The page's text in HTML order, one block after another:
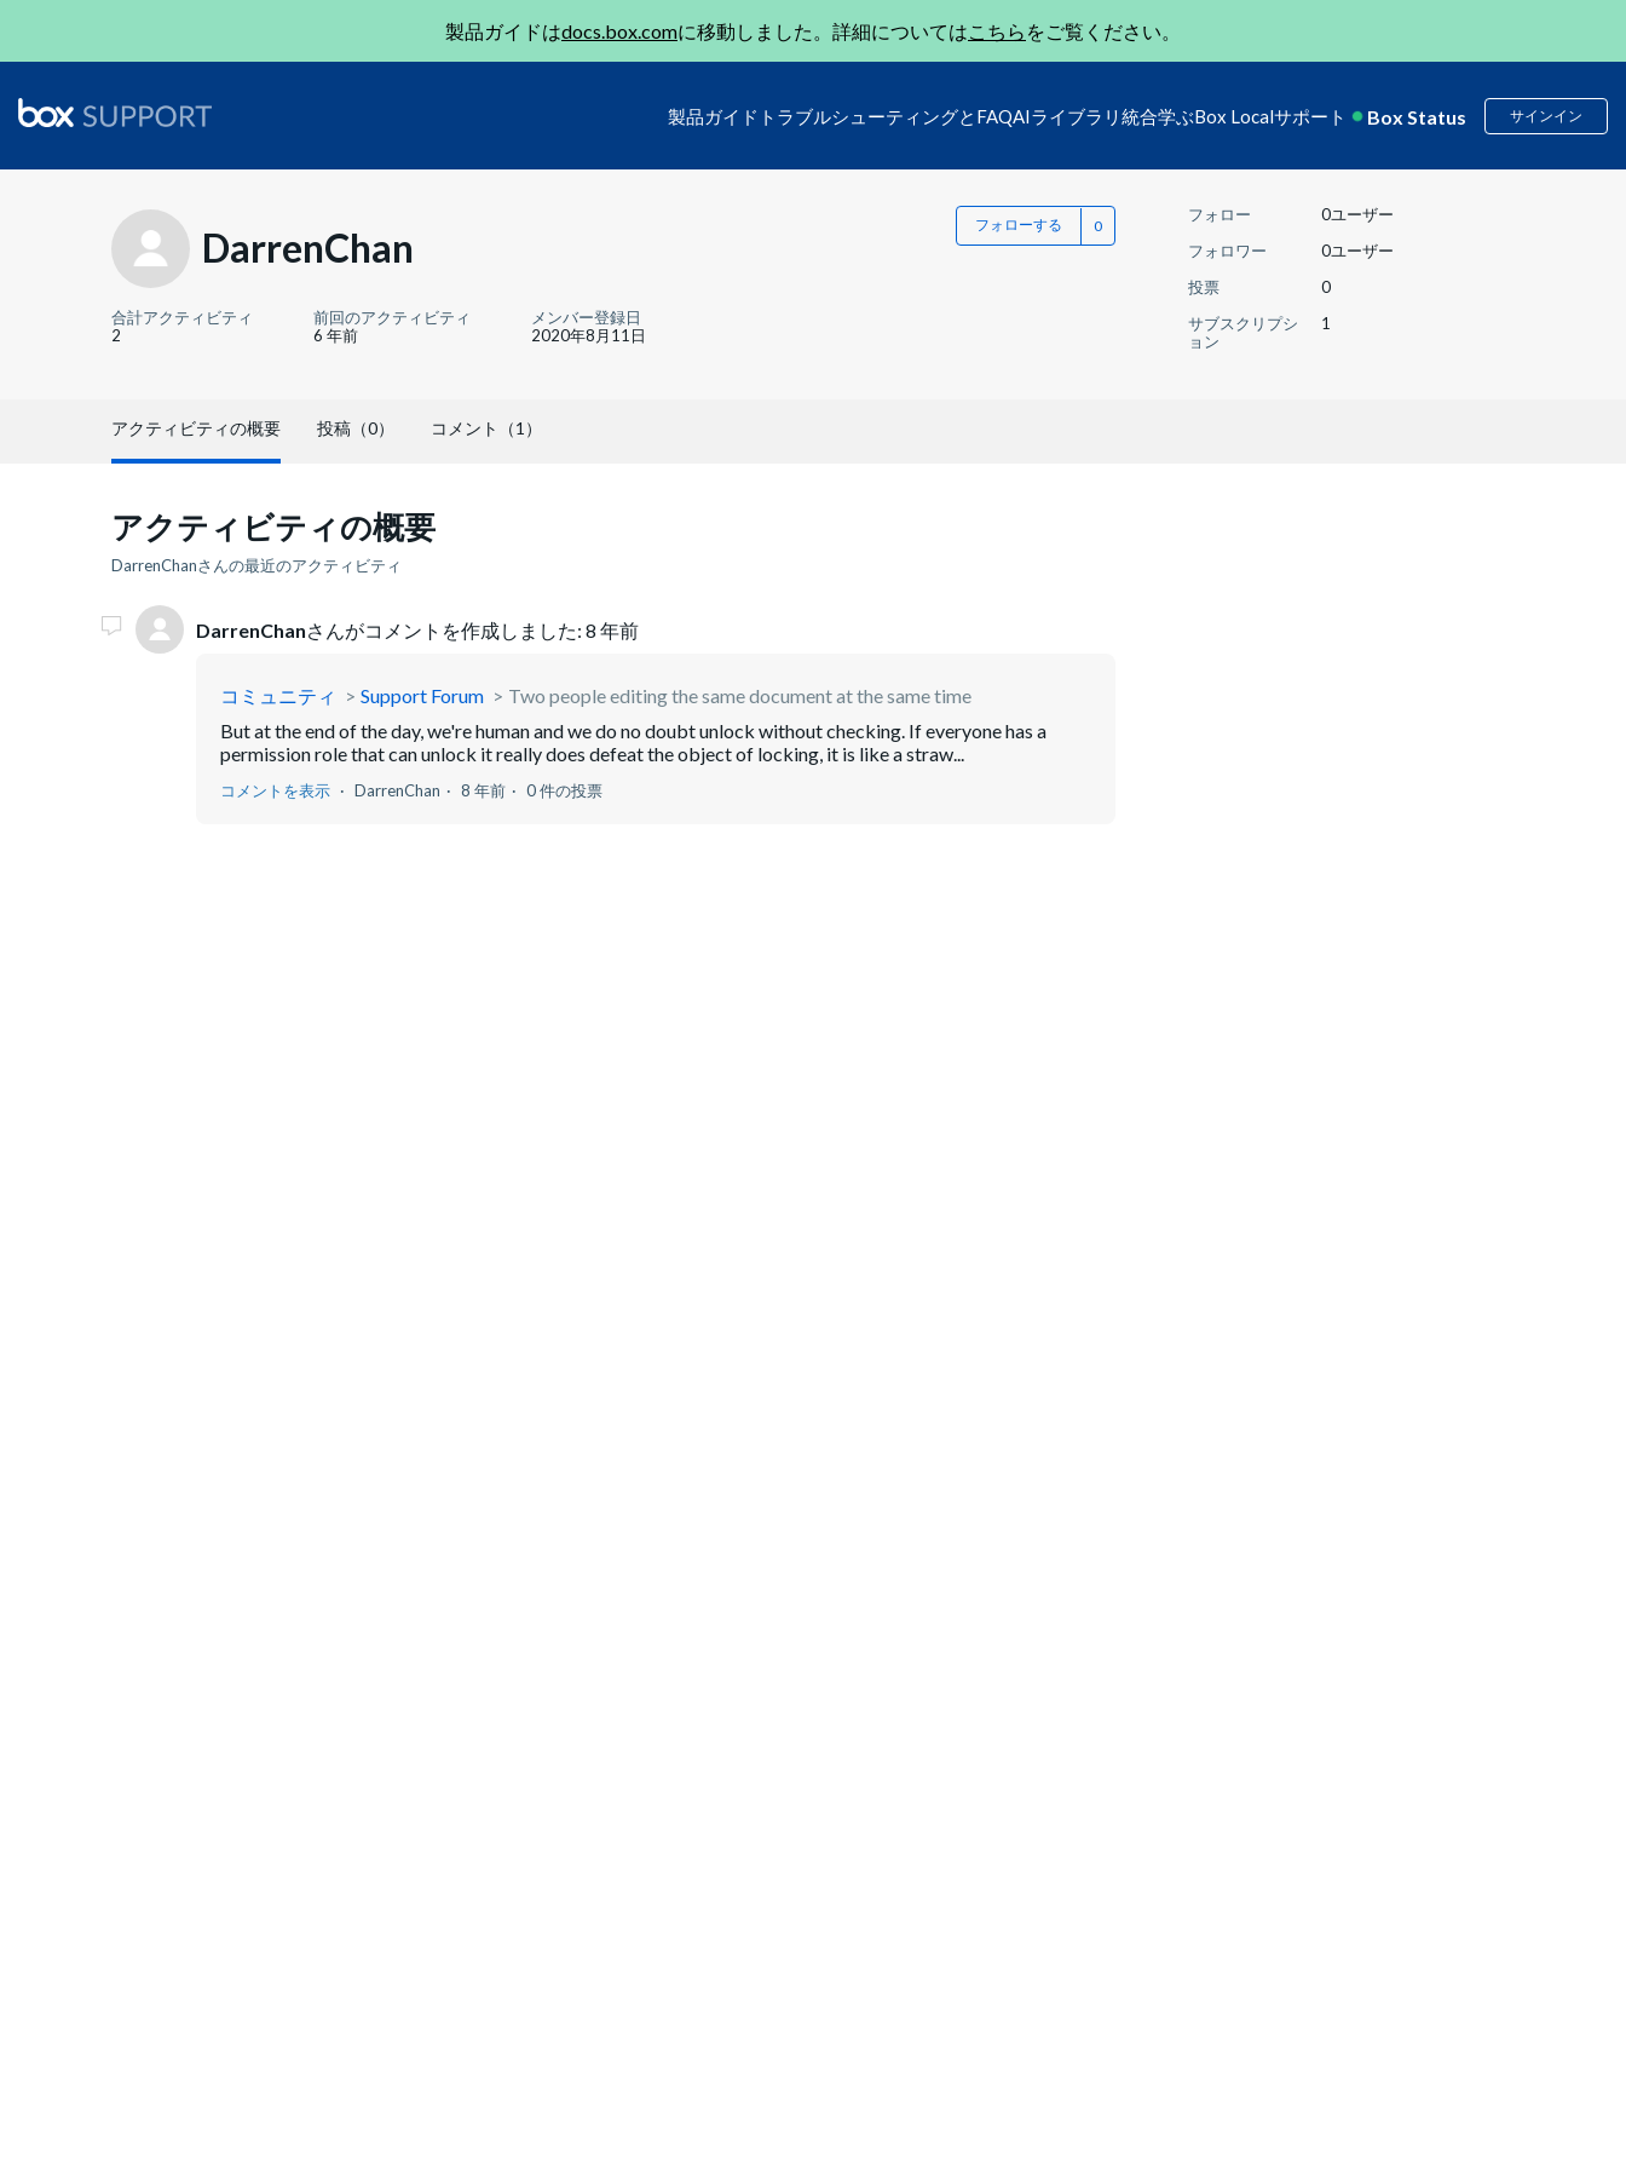
製品ガイドはdocs.box.comに移動しました。詳細についてはこちら をご覧ください。
製品ガイド トラブルシューティングとFAQAIライブラリ 統合学ぶBox Localサポート Box Status サインイン
DarrenChan フォローする
合計アクティビティ
2
前回のアクティビティ
6 年前
メンバー登録日
2020年8月11日
フォロー
0ユーザー
フォロワー
0ユーザー
投票
0
サブスクリプシ
ョン
1
アクティビティの概要 投稿（0） コメント（1）
アクティビティの概要
DarrenChanさんの最近のアクティビティ
DarrenChanさんがコメントを作成しました: 8 年前
コミュニティ Support Forum
Two people editing the same document at the same time
But at the end of the day, we're human and we do no doubt unlock without checking. If everyone has a
permission role that can unlock it really does defeat the object of locking, it is like a straw...
コメントを表示 DarrenChan 8 年前 0 件の投票